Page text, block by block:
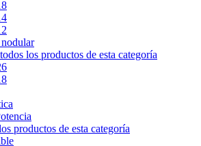
los productos de esta categoría
productos de esta categoría